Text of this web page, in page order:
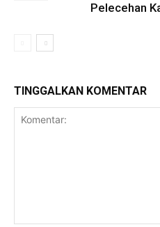
Pelecehan
TINGGALKAN KOMENTAR